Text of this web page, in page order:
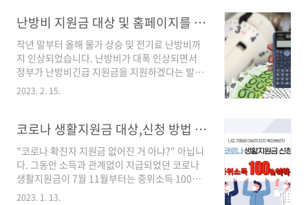
제도 살펴보기 2023년에는 기존 취업성공패키
지에서 부족했던 부분을 변경하..
경제상황에 관심은 있지만 어렵다고 느껴지시는
분들은 가벼운 마음으로 뉴스레터부터 접하시면
좋을 것 같아 추천드립니다. 요즘은 종이신문으
로 읽는 뉴스가 아닌 매일 아침 내 메일함으로 뉴
스를 받아 보실 수 있습니다. 이미 알고 계신 분들
도 많으실 거라 예상됩니다. 저처럼 경제에 첫발
습니다. 1. 뉴스레터는 뭐야? News와 Letter와
결합해..
난방비 지원금 대상 및 홈페이지를 통한 신청 방법,난방비 절약
작년 말부터 올해 물가 상승 및 전기료 난방비까
지 인상되었습니다. 난방비가 대폭 인상되면서
정부가 난방비긴급 지원금을 지원하겠다는 발표
로 많은 분들이 궁금해하실 것 같아 정리해 보았
습니다. 1. 난방비 인상 도시가스와 연관되어 있
이 2배, 3배 이상 가격이 늘어남에도 불구하고 이
전 정권에서는 가스비를 13% 정도밖에 인상하
지 않았습니다. 그래서 누적적자가 크게 늘어나
이번정권에서 가스비가 인상되는 것은 이상한 상
황이 아니었습니다. 한국가스공사 미수금이 9조
원까지 쌓여있는 상황이라 올해 2분기쯤 불가피
2023. 2. 15.
코로나 생활지원금 대상,신청 방법 총정리 (최신)
"코로나 확진자 지원금 없어진 거 아냐?" 아닙니
다. 그동안 소득과 관계없이 지급되었던 코로나
생활지원금이 7월 11월부터는 중위소득 100%
이하에게만 코로나 지원금을 지급하고 있습니다.
2023. 1. 13.